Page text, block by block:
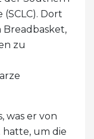
Dort
Breadbasket,
zu
was er von
um die